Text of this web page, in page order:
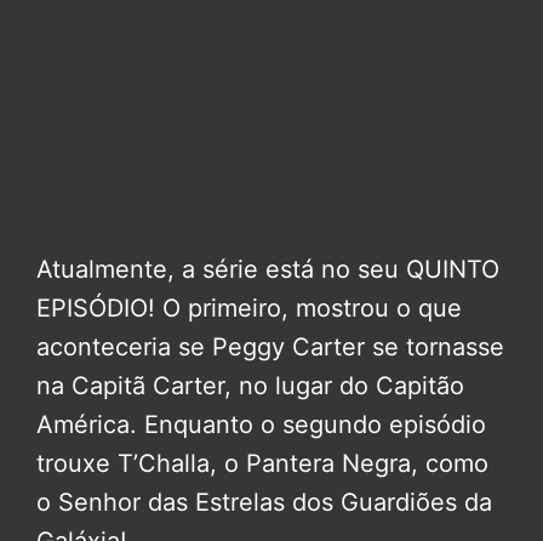
Atualmente, a série está no seu QUINTO
EPISÓDIO! O primeiro, mostrou o que
aconteceria se Peggy Carter se tornasse
na Capitã Carter, no lugar do Capitão
América. Enquanto o segundo episódio
trouxe T’Challa, o Pantera Negra, como
o Senhor das Estrelas dos Guardiões da